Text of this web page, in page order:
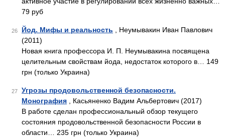
79 руб
26 Йод. Мифы и реальность , Неумывакин Иван Павлович
(2011)
Новая книга профессора И. П. Неумывакина посвящена
целительным свойствам йода, недостаток которого в… 149
грн (только Украина)
27
Угрозы продовольственной безопасности.
Монография , Касьяненко Вадим Альбертович (2017)
В работе сделан профессиональный обзор текущего
состояния продовольственной безопасности России в
области… 235 грн (только Украина)